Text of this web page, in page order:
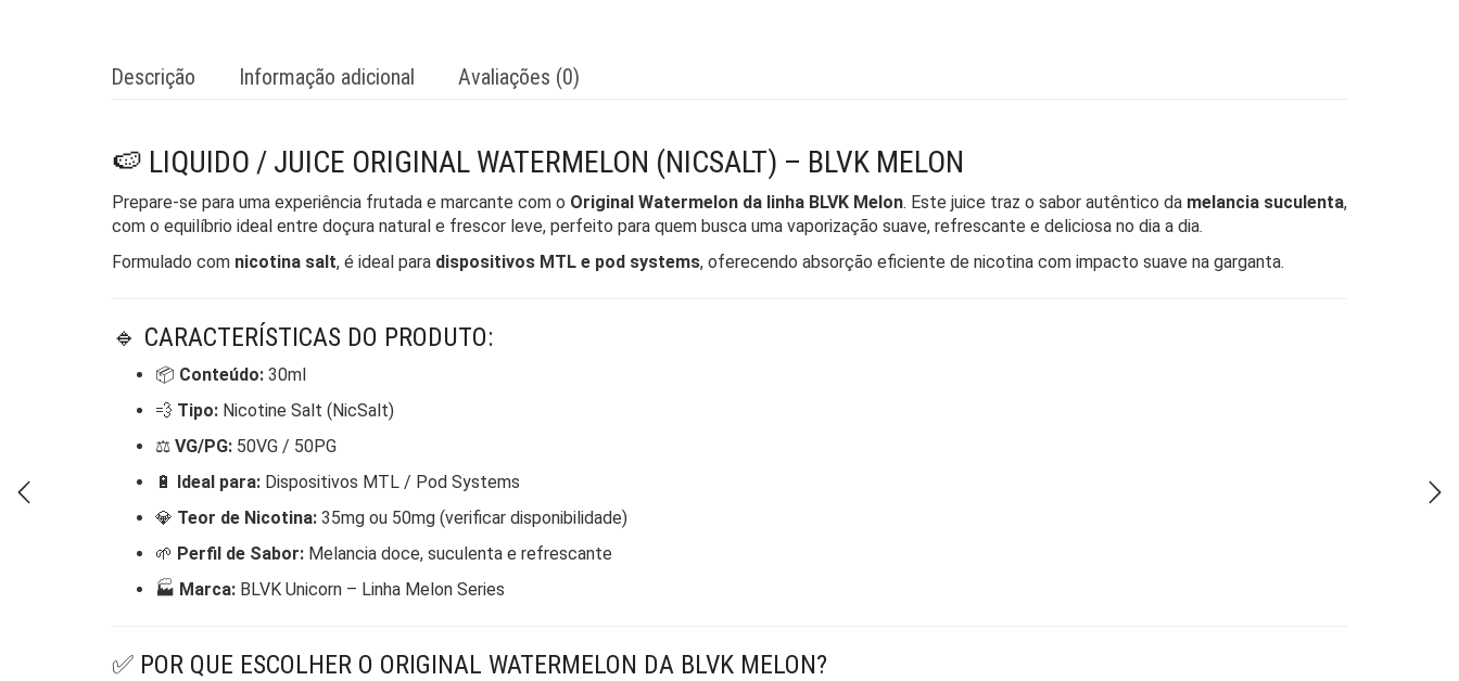
Descrição Informação adicional Avaliações (0)
🍉 LIQUIDO / JUICE ORIGINAL WATERMELON (NICSALT) – BLVK MELON
Prepare-se para uma experiência frutada e marcante com o Original Watermelon da linha BLVK Melon. Este juice traz o sabor autêntico da melancia suculenta,
com o equilíbrio ideal entre doçura natural e frescor leve, perfeito para quem busca uma vaporização suave, refrescante e deliciosa no dia a dia.
Formulado com nicotina salt, é ideal para dispositivos MTL e pod systems, oferecendo absorção eficiente de nicotina com impacto suave na garganta.
🔹 CARACTERÍSTICAS DO PRODUTO:
📦 Conteúdo: 30ml
💨 Tipo: Nicotine Salt (NicSalt)
⚖️ VG/PG: 50VG / 50PG
🔋 Ideal para: Dispositivos MTL / Pod Systems
💎 Teor de Nicotina: 35mg ou 50mg (verificar disponibilidade)
🌱 Perfil de Sabor: Melancia doce, suculenta e refrescante
🏭 Marca: BLVK Unicorn – Linha Melon Series
✅ POR QUE ESCOLHER O ORIGINAL WATERMELON DA BLVK MELON?